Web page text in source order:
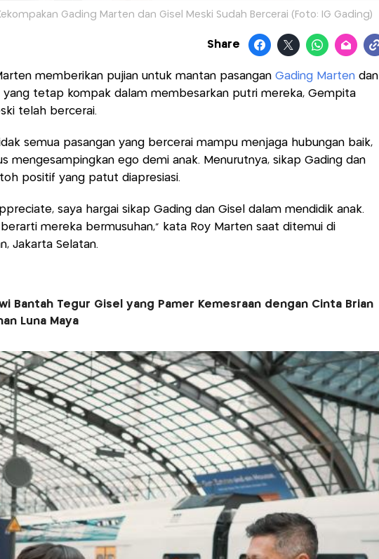
Gading Marten dan Gisel Meski Sudah Bercerai (Foto: IG Gading)
Share
memberikan pujian untuk mantan pasangan Gading Martendan
yang tetap kompak dalam membesarkan putri mereka, Gempita
telah bercerai.
semua pasangan yang bercerai mampu menjaga hubungan baik,
mengesampingkan ego demi anak. Menurutnya, sikap Gading dan
positif yang patut diapresiasi.
saya hargai sikap Gading dan Gisel dalam mendidik anak.
mereka bermusuhan,” kata Roy Marten saat ditemui di
Jakarta Selatan.
Bantah Tegur Gisel yang Pamer Kemesraan dengan Cinta Brian
Luna Maya